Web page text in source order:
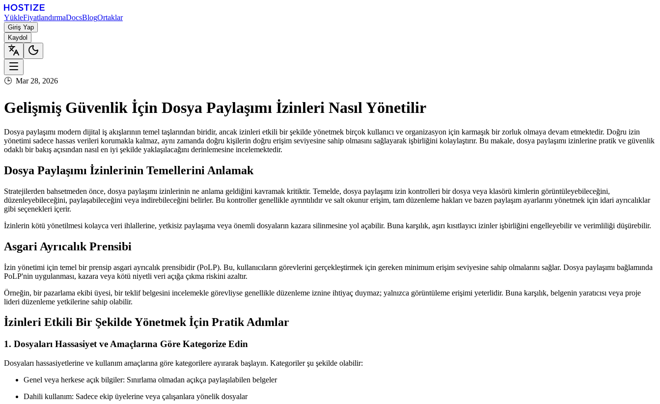
YükleFiyatlandırmaDocsBlogOrtaklar
Giriş Yap
Kaydol
🕒 Mar 28, 2026
Gelişmiş Güvenlik İçin Dosya Paylaşımı İzinleri Nasıl Yönetilir
Dosya paylaşımı modern dijital iş akışlarının temel taşlarından biridir, ancak izinleri etkili bir şekilde yönetmek birçok kullanıcı ve organizasyon için karmaşık bir zorluk olmaya devam etmektedir. Doğru izin
yönetimi sadece hassas verileri korumakla kalmaz, aynı zamanda doğru kişilerin doğru erişim seviyesine sahip olmasını sağlayarak işbirliğini kolaylaştırır. Bu makale, dosya paylaşımı izinlerine pratik ve güvenlik
odaklı bir bakış açısından nasıl en iyi şekilde yaklaşılacağını derinlemesine incelemektedir.
Dosya Paylaşımı İzinlerinin Temellerini Anlamak
Stratejilerden bahsetmeden önce, dosya paylaşımı izinlerinin ne anlama geldiğini kavramak kritiktir. Temelde, dosya paylaşımı izin kontrolleri bir dosya veya klasörü kimlerin görüntüleyebileceğini,
düzenleyebileceğini, paylaşabileceğini veya indirebileceğini belirler. Bu kontroller genellikle ayrıntılıdır ve salt okunur erişim, tam düzenleme hakları ve bazen paylaşım ayarlarını yönetmek için idari ayrıcalıklar
gibi seçenekleri içerir.
İzinlerin kötü yönetilmesi kolayca veri ihlallerine, yetkisiz paylaşıma veya önemli dosyaların kazara silinmesine yol açabilir. Buna karşılık, aşırı kısıtlayıcı izinler işbirliğini engelleyebilir ve verimliliği düşürebilir.
Asgari Ayrıcalık Prensibi
İzin yönetimi için temel bir prensip asgari ayrıcalık prensibidir (PoLP). Bu, kullanıcıların görevlerini gerçekleştirmek için gereken minimum erişim seviyesine sahip olmalarını sağlar. Dosya paylaşımı bağlamında
PoLP'nin uygulanması, kazara veya kötü niyetli veri açığa çıkma riskini azaltır.
Örneğin, bir pazarlama ekibi üyesi, bir teklif belgesini incelemekle görevliyse genellikle düzenleme iznine ihtiyaç duymaz; yalnızca görüntüleme erişimi yeterlidir. Buna karşılık, belgenin yaratıcısı veya proje
lideri düzenleme yetkilerine sahip olabilir.
İzinleri Etkili Bir Şekilde Yönetmek İçin Pratik Adımlar
1. Dosyaları Hassasiyet ve Amaçlarına Göre Kategorize Edin
Dosyaları hassasiyetlerine ve kullanım amaçlarına göre kategorilere ayırarak başlayın. Kategoriler şu şekilde olabilir:
Genel veya herkese açık bilgiler: Sınırlama olmadan açıkça paylaşılabilen belgeler
Dahili kullanım: Sadece ekip üyelerine veya çalışanlara yönelik dosyalar